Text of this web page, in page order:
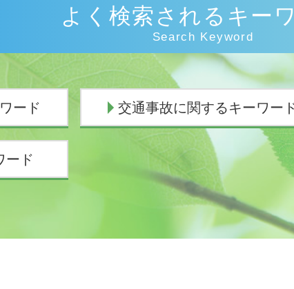
よく検索されるキー
Search Keyword
ード
いこ
交通事故に関するキーワー
交通事故 示談交渉とは
交通事故 弁護士 示談交渉 期間
死亡事故 人生終了
示談交渉 弁護士費用
ード